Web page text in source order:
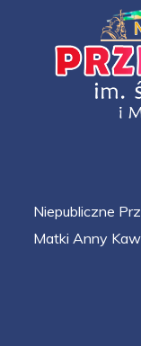
Niepubliczne
Matki Anny